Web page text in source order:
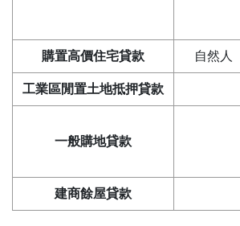
購置高價住宅貸款 自然人
工業區閒置土地抵押貸款
一般購地貸款
建商餘屋貸款